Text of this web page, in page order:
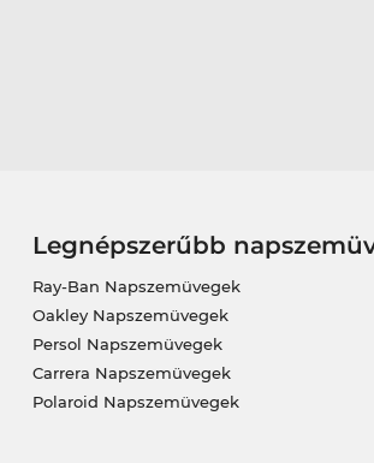
Legnépszerűbb
Ray-Ban Napszemüvegek
Oakley Napszemüvegek
Persol Napszemüvegek
Carrera Napszemüvegek
Polaroid Napszemüvegek